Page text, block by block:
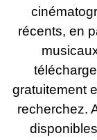
récents, en
gratuitement
recherchez.